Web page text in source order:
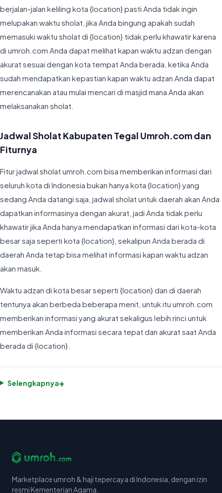
berjalan-jalan keliling kota {location} pasti Anda tidak ingin
melupakan waktu sholat, jika Anda bingung apakah sudah
memasuki waktu sholat di {location} tidak perlu khawatir karena
di umroh.com Anda dapat melihat kapan waktu adzan dengan
akurat sesuai dengan kota tempat Anda berada, ketika Anda
sudah mendapatkan kepastian kapan waktu adzan Anda dapat
merencanakan atau mulai mencari di masjid mana Anda akan
melaksanakan sholat.
Jadwal Sholat Kabupaten Tegal Umroh.com dan
Fiturnya
Fitur jadwal sholat umroh.com bisa memberikan informasi dari
seluruh kota di Indonesia bukan hanya kota {location} yang
sedang Anda datangi saja, jadwal sholat untuk daerah akan Anda
dapatkan informasinya dengan akurat, jadi Anda tidak perlu
khawatir jika Anda hanya mendapatkan informasi dari kota-kota
besar saja seperti kota {location}, sekalipun Anda berada di
daerah Anda tetap bisa melihat informasi kapan waktu adzan
akan masuk.
Waktu adzan di kota besar seperti {location} dan di daerah
tentunya akan berbeda beberapa menit, untuk itu umroh.com
memberikan informasi yang akurat sekaligus lebih rinci untuk
memberikan Anda informasi secara tepat dan akurat saat Anda
berada di {location}.
Selengkapnya+
Marketplace umroh & haji tepercaya di Indonesia, dengan izin
resmi Kementerian Agama.